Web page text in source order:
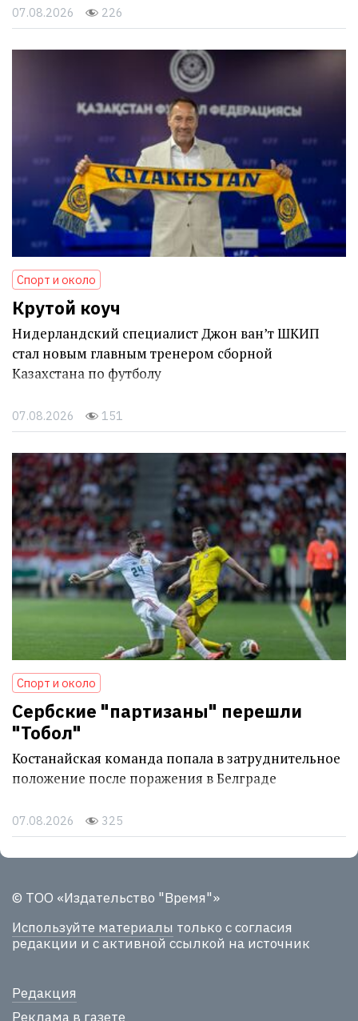
07.08.2026 226
Спорт и около
Крутой коуч
Нидерландский специалист Джон ван’т ШКИП
стал новым главным тренером сборной
Казахстана по футболу
07.08.2026 151
Спорт и около
Сербские "партизаны" перешли
"Тобол"
Костанайская команда попала в затруднительное
положение после поражения в Белграде
07.08.2026 325
© ТОО «Издательство "Время"»
Используйте материалы только с согласия
редакции и с активной ссылкой на источник
Редакция
Реклама в газете